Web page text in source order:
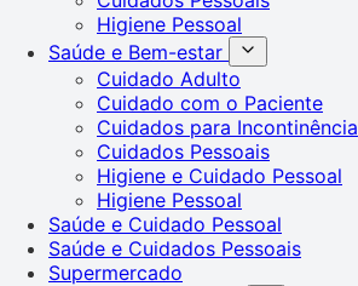
Higiene Pessoal
Saúde e Bem-estar
Cuidado Adulto
Cuidado com o Paciente
Cuidados para Incontinência
Cuidados Pessoais
Higiene e Cuidado Pessoal
Higiene Pessoal
Saúde e Cuidado Pessoal
Saúde e Cuidados Pessoais
Supermercado